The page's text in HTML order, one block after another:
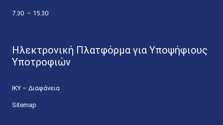
7.30 – 15.30
Ηλεκτρονική Πλατφόρμα για Υποψήφιους
Υποτροφιών
ΙΚΥ – Διαφάνεια
Sitemap